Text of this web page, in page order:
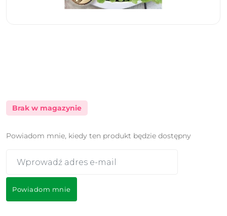
Brak w magazynie
Powiadom mnie, kiedy ten produkt będzie dostępny
Powiadom mnie